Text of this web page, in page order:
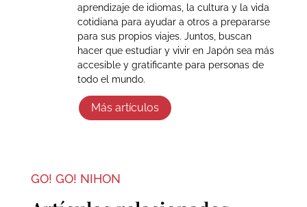
aprendizaje de idiomas, la cultura y la vida
cotidiana para ayudar a otros a prepararse
para sus propios viajes. Juntos, buscan
hacer que estudiar y vivir en Japón sea más
accesible y gratificante para personas de
todo el mundo.
Más artículos
GO! GO! NIHON